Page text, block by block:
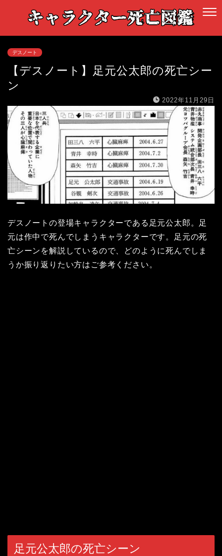
デスノート
【デスノート】足元公太郎の死亡シー
ン
2022年11月29日
デスノートの登場キャラクターである足元公太郎。足
元は作中で死んでしまうキャラクターです。足元の死
亡シーンを解説しているので、どのように死んでしま
うか振り返りたい方はご参考ください。
足元公太郎の死亡シーン